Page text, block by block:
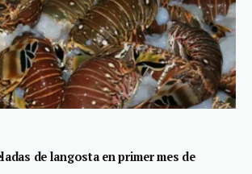
de langosta en primer mes de